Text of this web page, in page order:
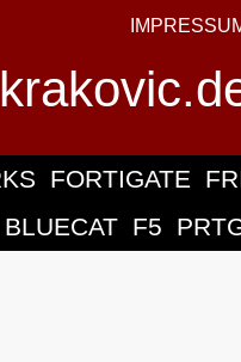
FORTIGATE
BLUECAT F5